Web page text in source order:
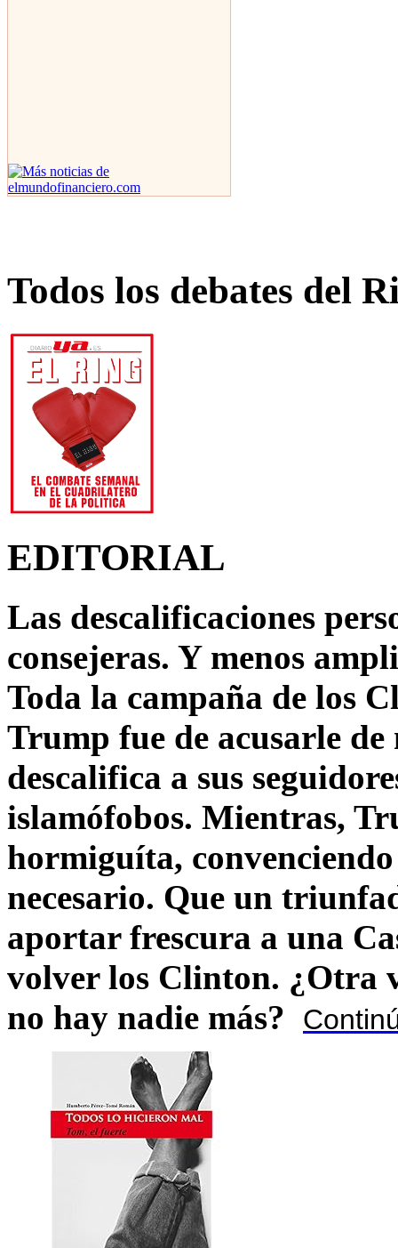
Todos los debates del
EDITORIAL
Las descalificaciones
consejeras. Y menos
Toda la campaña de los
Trump fue de acusarle
descalifica a sus
islamófobos. Mientras,
hormiguíta,
necesario. Que un
aportar frescura a una
volver los Clinton. ¿Otra
no hay nadie más?